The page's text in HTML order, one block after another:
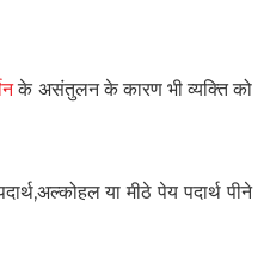
के असंतुलन के कारण भी व्यक्ति को
या मीठे पेय पदार्थ पीने